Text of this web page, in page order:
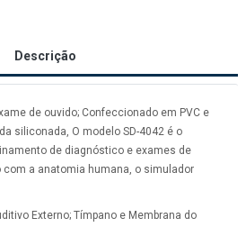
Descrição
de ouvido; Confeccionado em PVC e
siliconada, O modelo SD-4042 é o
de diagnóstico e exames de
com a anatomia humana, o simulador
Externo; Tímpano e Membrana do